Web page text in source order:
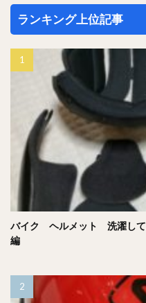
ランキング上位記事
バイク ヘルメット 洗濯し
編